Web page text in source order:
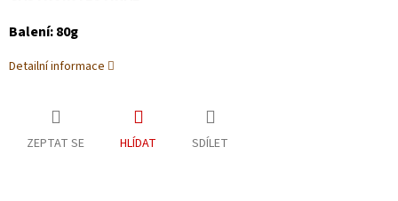
Balení: 80g
Detailní informace
ZEPTAT SE HLÍDAT SDÍLET